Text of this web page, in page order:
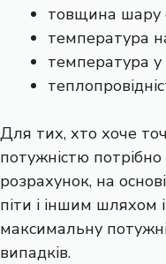
товщина шару
температура
температура
Для тих, хто хоче
потужністю
розрахунок, на
піти і іншим шляхом
максимальну
випадків.